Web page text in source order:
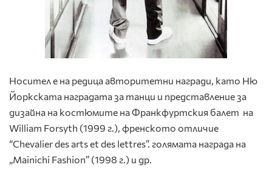
Носител е на редица авторитетни награди, като Ню
Йоркската наградата за танци и представление за
дизайна на костюмите на Франкфуртския балет на
William Forsyth (1999 г.), френското отличие
“Chevalier des arts et des lettres”. голямата награда на
„Mainichi Fashion” (1998 г.) и др.